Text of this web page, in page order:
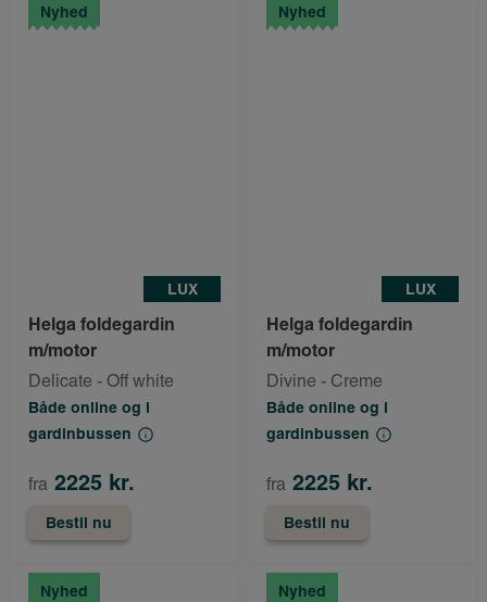
Nyhed
LUX
Helga foldegardin
m/motor
Delicate - Off white
Både online og i
gardinbussen
fra 2225 kr.
Bestil nu
Nyhed
LUX
Helga foldegardin
m/motor
Divine - Creme
Både online og i
gardinbussen
fra 2225 kr.
Bestil nu
Nyhed Nyhed